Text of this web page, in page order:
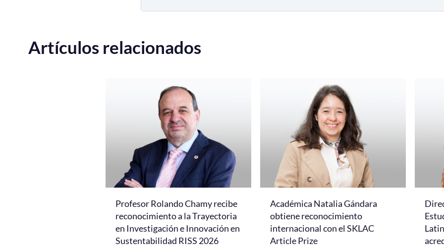
Artículos relacionados
Profesor Rolando Chamy recibe
reconocimiento a la Trayectoria
en Investigación e Innovación en
Sustentabilidad RISS 2026
Académica Natalia Gándara
obtiene reconocimiento
internacional con el SKLAC
Article Prize